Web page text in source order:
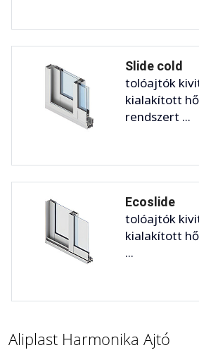
Slide cold
tolóajtók
kialakított
rendszert ...
Ecoslide
tolóajtók
kialakított
...
Aliplast Harmonika Ajtó